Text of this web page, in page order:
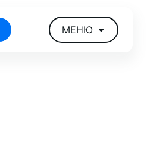
МЕНЮ